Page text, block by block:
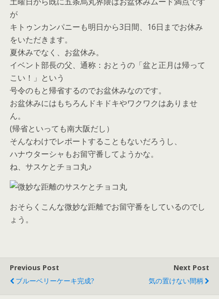
が
キトゥンカンパニーも明日から3日間、16日までお休み
をいただきます。
夏休みでなく、お盆休み。
イベント部長の父、通称：おとうの「盆と正月は帰って
こい！」という
号令のもと帰省するのでお盆休みなのです。
お盆休みにはもちろんドキドキやワクワクはありませ
ん。
(帰省といっても南大阪だし）
そんなわけでレポートすることもないだろうし、
ハナウターシャもお留守番してようかな。
ね、サスケとチョコ丸♪
おそらくこんな微妙な距離でお留守番をしているのでし
ょう。
Previous Post
ブルーベリーケーキ完成?
Next Post
気の置けない間柄